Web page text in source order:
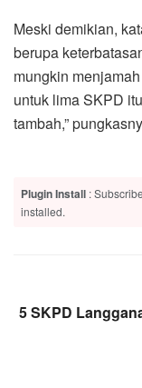
Meski demikian,
berupa
mungkin
untuk lima SKPD
tambah,”
Plugin Install :
installed.
5 SKPD